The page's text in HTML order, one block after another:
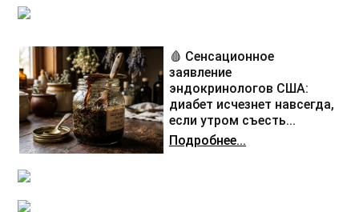
🩸 Сенсационное
заявление
эндокринологов США:
диабет исчезнет навсегда,
если утром съесть...
Подробнее...